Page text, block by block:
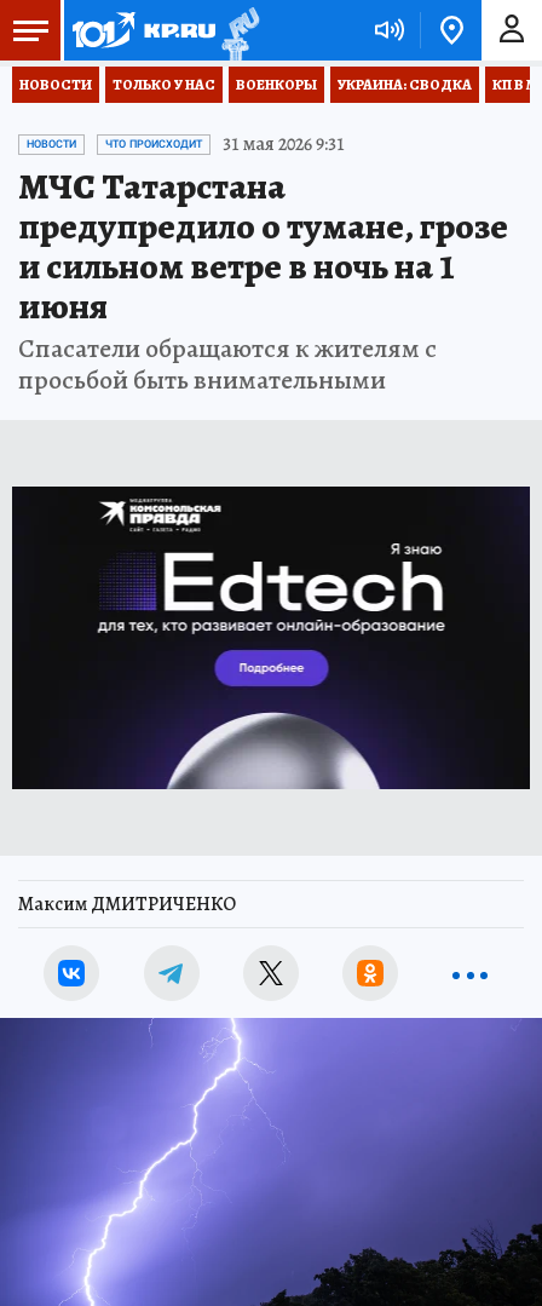
НОВОСТИ ТОЛЬКО У НАС ВОЕНКОРЫ УКРАИНА: СВОДКА КП В
НОВОСТИ ЧТО ПРОИСХОДИТ 31 мая 2026 9:31
МЧС Татарстана
предупредило о тумане, грозе
и сильном ветре в ночь на 1
июня
Спасатели обращаются к жителям с
просьбой быть внимательными
Максим ДМИТРИЧЕНКО